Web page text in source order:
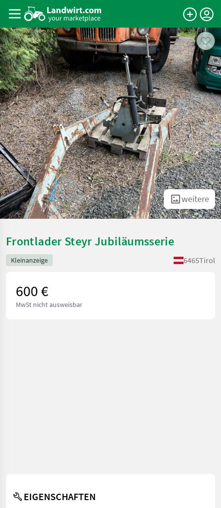
weitere
Frontlader Steyr Jubiläumsserie
Kleinanzeige 6465Tirol
600 €
MwSt nicht ausweisbar
EIGENSCHAFTEN